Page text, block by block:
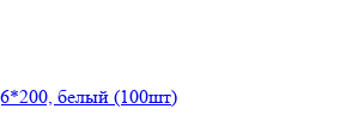
белый (100шт)